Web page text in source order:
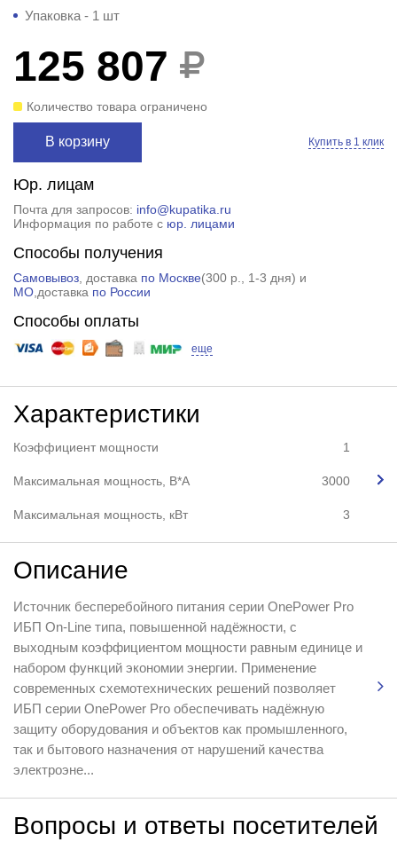
Упаковка - 1 шт
125 807
Количество товара ограничено
В корзину Купить в 1 клик
Юр. лицам
Почта для запросов: info@kupatika.ru
Информация по работе с юр. лицами
Способы получения
Самовывоз, доставка по Москве(300 р.
, 1-3 дня) и
МО,доставка по России
Способы оплаты
еще
Характеристики
Коэффициент мощности 1
Максимальная мощность, В*А 3000
Максимальная мощность, кВт 3
Описание
Источник бесперебойного питания серии OnePower Pro
ИБП On-Line типа, повышенной надёжности, с
выходным коэффициентом мощности равным единице и
набором функций экономии энергии. Применение
современных схемотехнических решений позволяет
ИБП серии OnePower Pro обеспечивать надёжную
защиту оборудования и объектов как промышленного,
так и бытового назначения от нарушений качества
электроэне...
Вопросы и ответы посетителей